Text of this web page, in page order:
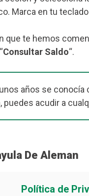
Marca en tu
que te hemos
Consultar Saldo“.
años se
, puedes acudir a
De Aleman
Política de